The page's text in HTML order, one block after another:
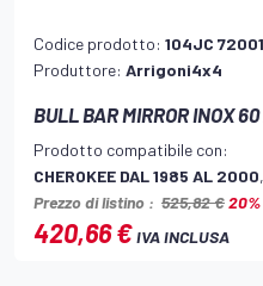
Codice prodotto: 104JC 72001
Produttore: Arrigoni4x4
BULL BAR MIRROR INOX
Prodotto compatibile con:
CHEROKEE DAL 1985 AL 2000,
Prezzo di listino : 525,82 €20%
420,66 €IVA INCLUSA